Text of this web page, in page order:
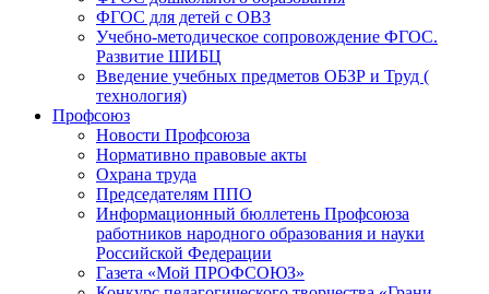
ФГОС для детей с ОВЗ
Учебно-методическое сопровождение ФГОС.
Развитие ШИБЦ
Введение учебных предметов ОБЗР и Труд (
технология)
Профсоюз
Новости Профсоюза
Нормативно правовые акты
Охрана труда
Председателям ППО
Информационный бюллетень Профсоюза
работников народного образования и науки
Российской Федерации
Газета «Мой ПРОФСОЮЗ»